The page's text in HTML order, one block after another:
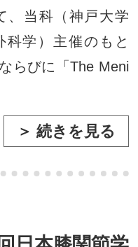
、当科（神戸大学
学）主催のもと
らびに「The Meni
＞ 続きを見る